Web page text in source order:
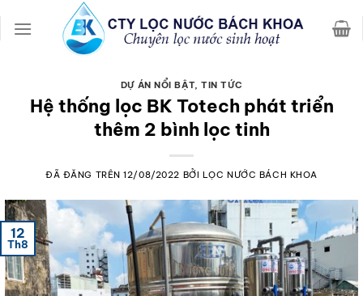
đến
DỰ ÁN NỔI BẬT,TIN TỨC
Hệ thống lọc BK Totech phát triển
thêm 2 bình lọc tinh
ĐÃ ĐĂNG TRÊN12/08/2022 BỞI LỌC NƯỚC BÁCH KHOA
12
Th8